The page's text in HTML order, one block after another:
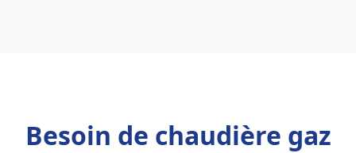
Besoin de chaudière gaz